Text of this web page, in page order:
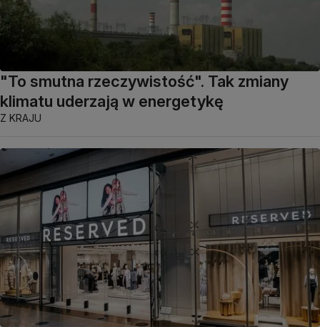
"To smutna rzeczywistość". Tak zmiany
klimatu uderzają w energetykę
Z KRAJU